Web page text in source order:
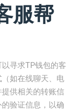
服帮
寻求TP钱包的客
如在线聊天、电
供相关的转账信
验证信息，以确